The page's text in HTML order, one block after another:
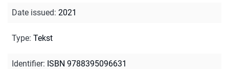
Date issued: 2021
Type: Tekst
Identifier: ISBN 9788395096631